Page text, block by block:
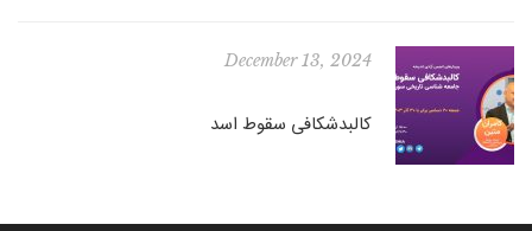
December 13, 2024
کالبدشکافی سقوط اسد